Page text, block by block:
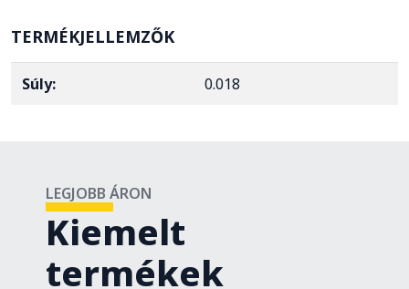
TERMÉKJELLEMZŐK
Súly: 0.018
LEGJOBB ÁRON
Kiemelt
termékek